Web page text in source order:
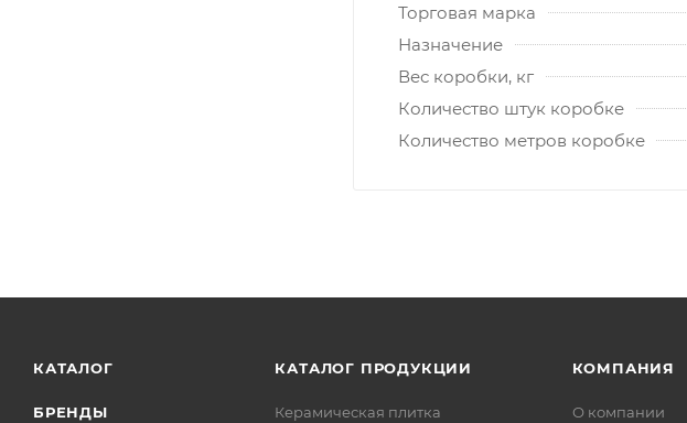
Торговая марка
Назначение
Вес коробки, кг
Количество штук коробке
Количество метров коробке
КАТАЛОГ
БРЕНДЫ
КАТАЛОГ ПРОДУКЦИИ
Керамическая плитка
КОМПАНИЯ
О компании